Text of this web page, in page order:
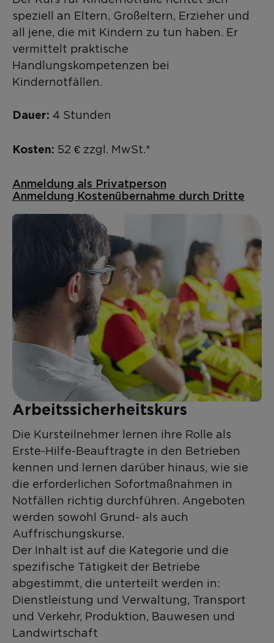
speziell an Eltern, Großeltern, Erzieher und
all jene, die mit Kindern zu tun haben. Er
vermittelt praktische
Handlungskompetenzen bei
Kindernotfällen.
Dauer: 4 Stunden
Kosten: 52 € zzgl. MwSt.*
Anmeldung als Privatperson
Anmeldung Kostenübernahme durch Dritte
Arbeitssicherheitskurs
Die Kursteilnehmer lernen ihre Rolle als
Erste-Hilfe-Beauftragte in den Betrieben
kennen und lernen darüber hinaus, wie sie
die erforderlichen Sofortmaßnahmen in
Notfällen richtig durchführen. Angeboten
werden sowohl Grund- als auch
Auffrischungskurse.
Der Inhalt ist auf die Kategorie und die
spezifische Tätigkeit der Betriebe
abgestimmt, die unterteilt werden in:
Dienstleistung und Verwaltung, Transport
und Verkehr, Produktion, Bauwesen und
Landwirtschaft